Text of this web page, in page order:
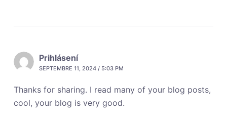
Prihlásení
SEPTEMBRE 11, 2024 / 5:03 PM
Thanks for sharing. I read many of your blog posts,
cool, your blog is very good.